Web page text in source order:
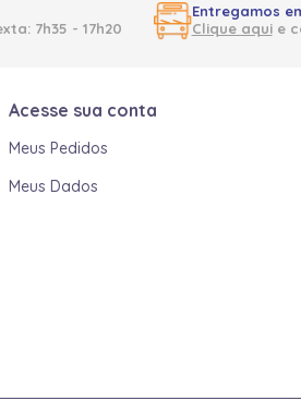
7h35 - 17h20
Entregamos
Clique aquie
Acesse sua conta
Meus Pedidos
Meus Dados